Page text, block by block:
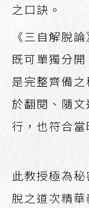
之口訣。
《三自解脫
既可單獨分
是完整齊備
於翻閱、隨
行，也符合
此教授極為秘
脫之道次精